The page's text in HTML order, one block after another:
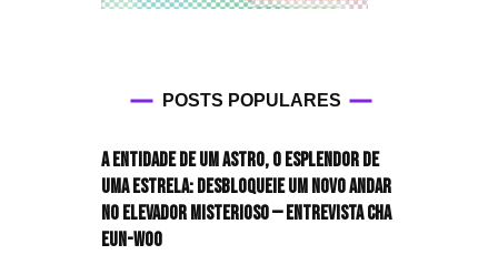
POSTS POPULARES
A entidade de um astro, o esplendor de
uma estrela: desbloqueie um novo andar
no elevador misterioso — Entrevista CHA
EUN-WOO